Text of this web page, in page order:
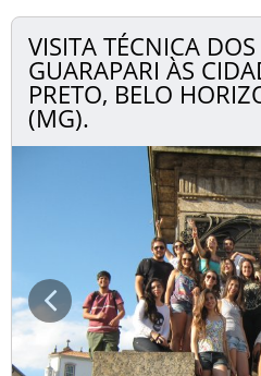
VISITA TÉCNICA
GUARAPARI ÀS
PRETO, BELO
(MG).